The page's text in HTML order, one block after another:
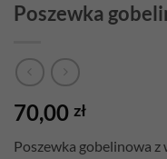
Poszewka
70,00 zł
Poszewka gobelinowa